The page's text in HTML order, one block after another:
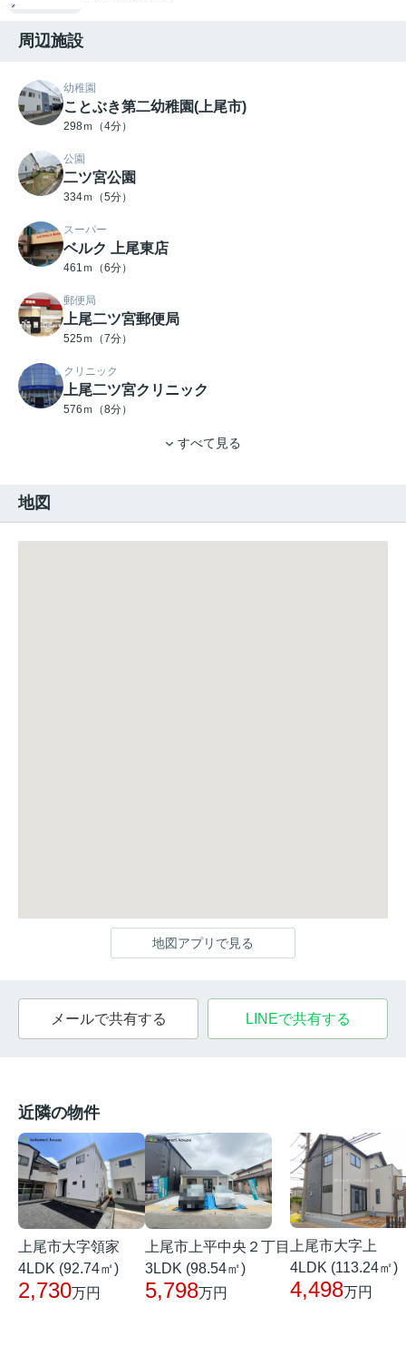
周辺施設
幼稚園
ことぶき第二幼稚園(上尾市)
298ｍ（4分）
公園
二ツ宮公園
334ｍ（5分）
スーパー
ベルク 上尾東店
461ｍ（6分）
郵便局
上尾二ツ宮郵便局
525ｍ（7分）
クリニック
上尾二ツ宮クリニック
576ｍ（8分）
すべて見る
地図
地図アプリで見る
メールで共有する LINEで共有する
近隣の物件
上尾市大字領家
4LDK (92.74㎡)
2,730万円
上尾市上平中央２丁目
3LDK (98.54㎡)
5,798万円
上尾市大字上
4LDK (113.24㎡)
4,498万円